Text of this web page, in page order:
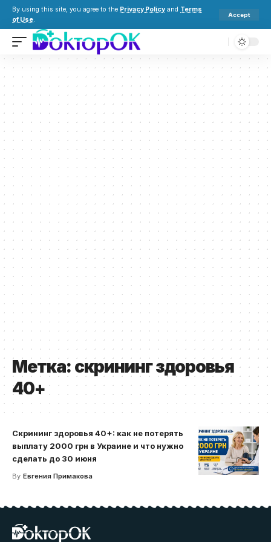
By using this site, you agree to the Privacy Policy and Terms
of Use.
Accept
Метка: скрининг здоровья
40+
Скрининг здоровья 40+: как не потерять
выплату 2000 грн в Украине и что нужно
сделать до 30 июня
By Евгения Примакова